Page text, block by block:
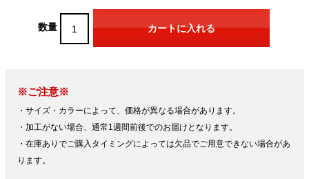
数量
※ご注意※
・サイズ・カラーによって、価格が異なる場合があります。
・加工がない場合、通常1週間前後でのお届けとなります。
・在庫ありでご購入タイミングによっては欠品でご用意できない場合があ
ります。